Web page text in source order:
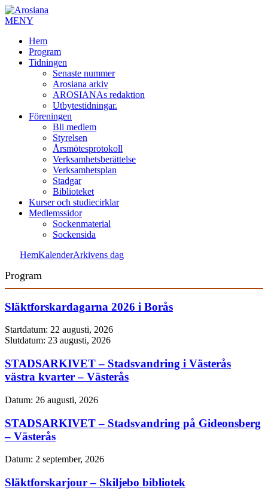
MENY
Hem
Program
Tidningen
Senaste nummer
Arosiana arkiv
AROSIANAs redaktion
Utbytestidningar.
Föreningen
Bli medlem
Styrelsen
Årsmötesprotokoll
Verksamhetsberättelse
Verksamhetsplan
Stadgar
Biblioteket
Kurser och studiecirklar
Medlemssidor
Sockenmaterial
Sockensida
HemKalenderArkivens dag
Program
Släktforskardagarna 2026 i Borås
Startdatum: 22 augusti, 2026
Slutdatum: 23 augusti, 2026
STADSARKIVET – Stadsvandring i Västerås
västra kvarter – Västerås
Datum: 26 augusti, 2026
STADSARKIVET – Stadsvandring på Gideonsberg
– Västerås
Datum: 2 september, 2026
Släktforskarjour – Skiljebo bibliotek